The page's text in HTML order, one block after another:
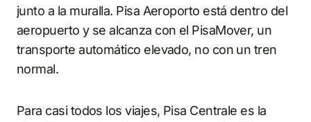
junto a la muralla. Pisa Aeroporto está dentro del
aeropuerto y se alcanza con el PisaMover, un
transporte automático elevado, no con un tren
normal.
Para casi todos los viajes, Pisa Centrale es la